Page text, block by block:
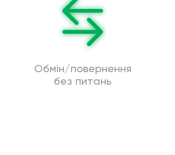
Обмін/повернення
без питань